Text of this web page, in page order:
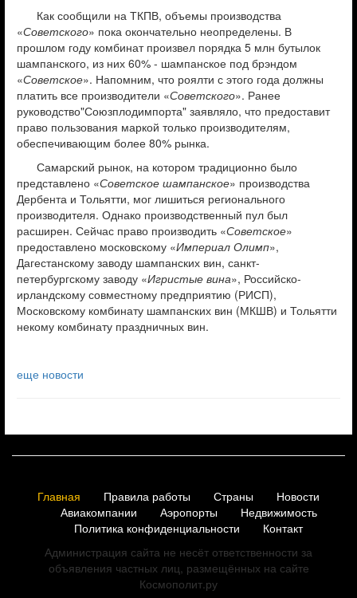
Как сообщили на ТКПВ, объемы производства
«Советского» пока окончательно неопределены. В
прошлом году комбинат произвел порядка 5 млн бутылок
шампанского, из них 60% - шампанское под брэндом
«Советское». Напомним, что роялти с этого года должны
платить все производители «Советского». Ранее
руководство"Союзплодимпорта" заявляло, что предоставит
право пользования маркой только производителям,
обеспечивающим более 80% рынка.
Самарский рынок, на котором традиционно было
представлено «Советское шампанское» производства
Дербента и Тольятти, мог лишиться регионального
производителя. Однако производственный пул был
расширен. Сейчас право производить «Советское»
предоставлено московскому «Империал Олимп»,
Дагестанскому заводу шампанских вин, санкт-
петербургскому заводу «Игристые вина», Российско-
ирландскому совместному предприятию (РИСП),
Московскому комбинату шампанских вин (МКШВ) и Тольятти
некому комбинату праздничных вин.
еще новости
Главная Правила работы Страны
Новости
Авиакомпании
Аэропорты
Недвижимость
Политика конфиденциальности
Контакт
Администрация сайта не несёт ответственности за
объявления частных лиц, размещённых на сайте
Космополит.ру